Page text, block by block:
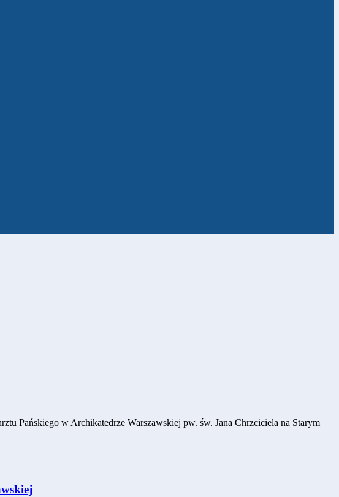
Pańskiego w Archikatedrze Warszawskiej pw. św. Jana Chrzciciela na Starym